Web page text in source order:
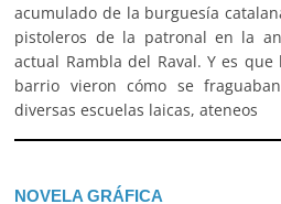
acumulado de la burguesía
pistoleros de la patronal en la
actual Rambla del Raval. Y es
barrio vieron cómo se
diversas escuelas laicas, ateneos
NOVELA GRÁFICA